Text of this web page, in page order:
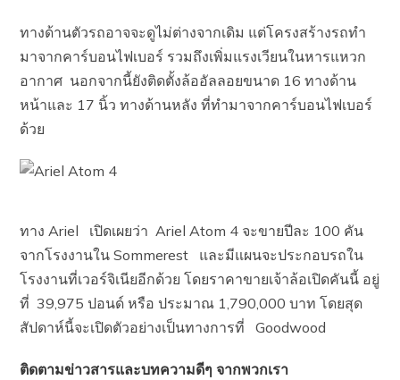
ทางด้านตัวรถอาจจะดูไม่ต่างจากเดิม แต่โครงสร้างรถทำ
มาจากคาร์บอนไฟเบอร์ รวมถึงเพิ่มแรงเวียนในหารแหวก
อากาศ นอกจากนี้ยังติดตั้งล้ออัลลอยขนาด 16 ทางด้าน
หน้าและ 17 นิ้ว ทางด้านหลัง ที่ทำมาจากคาร์บอนไฟเบอร์
ด้วย
ทาง Ariel เปิดเผยว่า Ariel Atom 4 จะขายปีละ 100 คัน
จากโรงงานใน Sommerest และมีแผนจะประกอบรถใน
โรงงานที่เวอร์จิเนียอีกด้วย โดยราคาขายเจ้าล้อเปิดคันนี้ อยู่
ที่ 39,975 ปอนด์ หรือ ประมาณ 1,790,000 บาท โดยสุด
สัปดาห์นี้จะเปิดตัวอย่างเป็นทางการที่ Goodwood
ติดตามข่าวสารและบทความดีๆ จากพวกเรา